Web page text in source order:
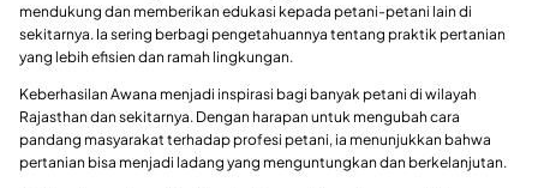
mendukung dan memberikan edukasi kepada petani-petani lain di
sekitarnya. Ia sering berbagi pengetahuannya tentang praktik pertanian
yang lebih efisien dan ramah lingkungan.
Keberhasilan Awana menjadi inspirasi bagi banyak petani di wilayah
Rajasthan dan sekitarnya. Dengan harapan untuk mengubah cara
pandang masyarakat terhadap profesi petani, ia menunjukkan bahwa
pertanian bisa menjadi ladang yang menguntungkan dan berkelanjutan.